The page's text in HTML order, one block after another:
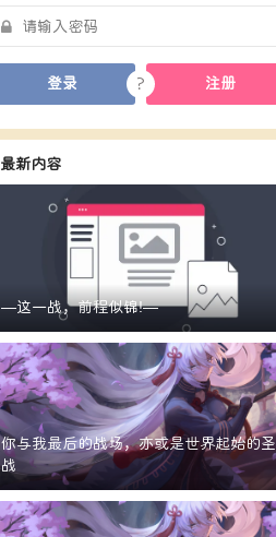
登录 ? 注册
最新内容
—这一战，前程似锦!—
你与我最后的战场，亦或是世界起始的圣
战